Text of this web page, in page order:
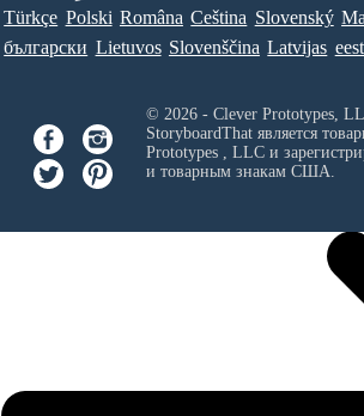
Türkçe Polski Româna Ceština Slovenský
български Lietuvos Slovenščina Latvijas
© 2026 - Clever Prototypes,
StoryboardThat является
Prototypes , LLCи
и товарным знакам США.